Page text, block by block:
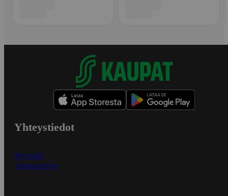
Yhteystiedot
Myymälät
Asiakaspalvelu